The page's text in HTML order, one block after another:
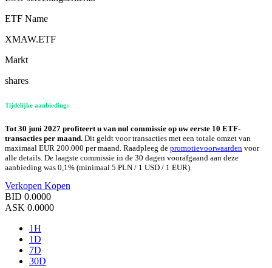
ETF Name
XMAW.ETF
Markt
shares
Tijdelijke aanbieding:
Tot 30 juni 2027 profiteert u van nul commissie op uw eerste 10 ETF-
transacties per maand. Dit geldt voor transacties met een totale omzet van
maximaal EUR 200.000 per maand. Raadpleeg de promotievoorwaarden voor
alle details. De laagste commissie in de 30 dagen voorafgaand aan deze
aanbieding was 0,1% (minimaal 5 PLN / 1 USD / 1 EUR).
Verkopen Kopen
BID 0.0000
ASK 0.0000
1H
1D
7D
30D